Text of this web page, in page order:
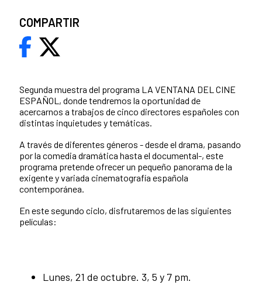
Segunda muestra del programa LA VENTANA DEL CINE
ESPAÑOL, donde tendremos la oportunidad de
acercarnos a trabajos de cinco directores españoles con
distintas inquietudes y temáticas.
A través de diferentes géneros - desde el drama, pasando
por la comedia dramática hasta el documental-, este
programa pretende ofrecer un pequeño panorama de la
exigente y variada cinematografía española
contemporánea.
En este segundo ciclo, disfrutaremos de las siguientes
películas:
Lunes, 21 de octubre. 3, 5 y 7 pm.
COMPARTIR